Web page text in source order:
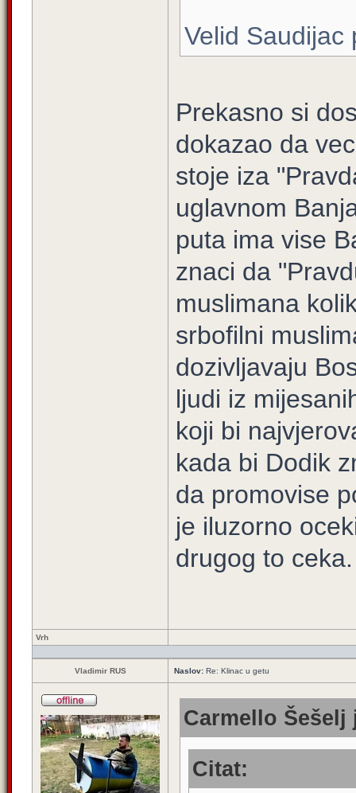
Velid Saudijac
Prekasno si
dokazao da
stoje iza
uglavnom
puta ima vise
znaci da
muslimana
srbofilni
dozivljavaju
ljudi iz
koji bi
kada bi Dodik
da promovise
je iluzorno
drugog to ceka.
Vrh
Vladimir RUS Naslov: Re: Klinac u getu
Carmello Šešelj
Citat: